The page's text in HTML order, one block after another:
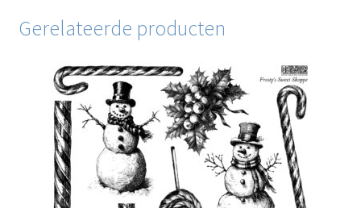
Gerelateerde producten